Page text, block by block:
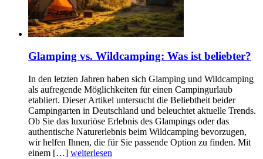
Glamping vs. Wildcamping: Was ist beliebter?
In den letzten Jahren haben sich Glamping und Wildcamping
als aufregende Möglichkeiten für einen Campingurlaub
etabliert. Dieser Artikel untersucht die Beliebtheit beider
Campingarten in Deutschland und beleuchtet aktuelle Trends.
Ob Sie das luxuriöse Erlebnis des Glampings oder das
authentische Naturerlebnis beim Wildcamping bevorzugen,
wir helfen Ihnen, die für Sie passende Option zu finden. Mit
einem […] weiterlesen